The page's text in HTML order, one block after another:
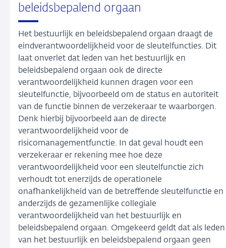
beleidsbepalend orgaan
Het bestuurlijk en beleidsbepalend orgaan draagt de
eindverantwoordelijkheid voor de sleutelfuncties. Dit
laat onverlet dat leden van het bestuurlijk en
beleidsbepalend orgaan ook de directe
verantwoordelijkheid kunnen dragen voor een
sleutelfunctie, bijvoorbeeld om de status en autoriteit
van de functie binnen de verzekeraar te waarborgen.
Denk hierbij bijvoorbeeld aan de directe
verantwoordelijkheid voor de
risicomanagementfunctie. In dat geval houdt een
verzekeraar er rekening mee hoe deze
verantwoordelijkheid voor een sleutelfunctie zich
verhoudt tot enerzijds de operationele
onafhankelijkheid van de betreffende sleutelfunctie en
anderzijds de gezamenlijke collegiale
verantwoordelijkheid van het bestuurlijk en
beleidsbepalend orgaan. Omgekeerd geldt dat als leden
van het bestuurlijk en beleidsbepalend orgaan geen